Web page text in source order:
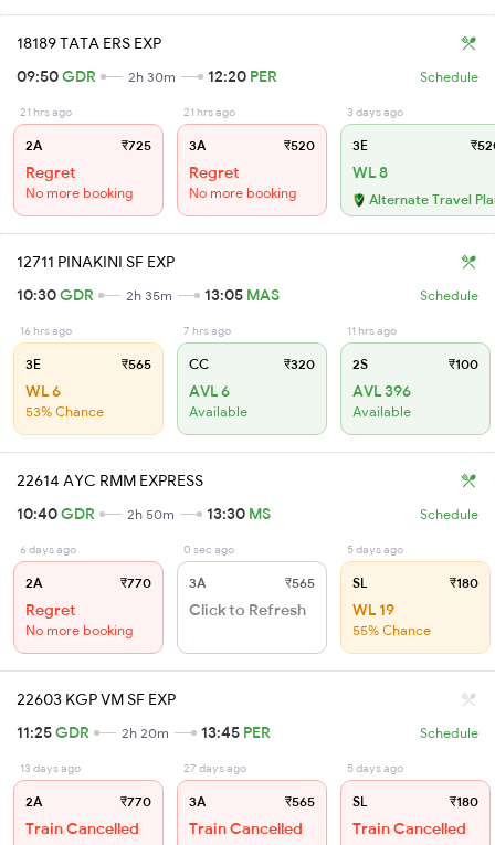
18189 TATA ERS EXP
09:50GDR 2h 30m 12:20 PER Schedule
21 hrs ago
2A ₹725
Regret
No more booking
21 hrs ago
3A ₹520
Regret
No more booking
3 days ago
3E
WL 8
Alternate Travel
12711 PINAKINI SF EXP
10:30GDR 2h 35m 13:05 MAS Schedule
16 hrs ago
3E ₹565
WL 6
53% Chance
7 hrs ago
CC ₹320
AVL 6
Available
11 hrs ago
2S ₹100
AVL 396
Available
22614 AYC RMM EXPRESS
10:40GDR 2h 50m 13:30 MS Schedule
6 days ago
2A ₹770
Regret
No more booking
0 sec ago
3A ₹565
Click to Refresh
5 days ago
SL ₹180
WL 19
55% Chance
22603 KGP VM SF EXP
11:25GDR 2h 20m 13:45 PER Schedule
13 days ago
2A ₹770
Train Cancelled
27 days ago
3A ₹565
Train Cancelled
5 days ago
SL ₹180
Train Cancelled